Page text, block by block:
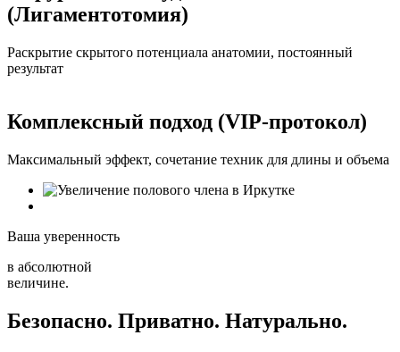
(Лигаментотомия)
Раскрытие скрытого потенциала анатомии, постоянный
результат
Комплексный подход (VIP-протокол)
Максимальный эффект, сочетание техник для длины и объема
Ваша уверенность
в абсолютной
величине.
Безопасно. Приватно. Натурально.